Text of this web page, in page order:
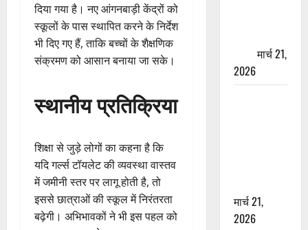
दिया गया है। नए आंगनबाड़ी केंद्रों को
स्कूलों के पास स्थापित करने के निर्देश
भी दिए गए हैं, ताकि बच्चों के शैक्षणिक
संक्रमण को आसान बनाया जा सके।
स्थानीय प्रतिक्रिया
शिक्षा से जुड़े लोगों का कहना है कि
यदि गर्ल्स टॉयलेट की व्यवस्था वास्तव
में जमीनी स्तर पर लागू होती है, तो
इससे छात्राओं की स्कूल में निरंतरता
बढ़ेगी। अभिभावकों ने भी इस पहल को
मार्च 21,
2026
मार्च 21,
2026